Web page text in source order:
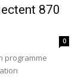
870
0
programme